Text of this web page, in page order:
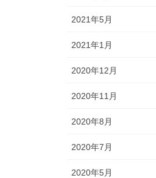
2021年5月
2021年1月
2020年12月
2020年11月
2020年8月
2020年7月
2020年5月